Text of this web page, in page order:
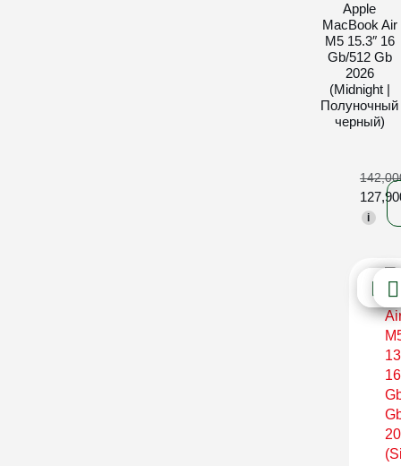
Apple
MacBook Air
M5 15.3″ 16
Gb/512 Gb
2026
(Midnight |
Полуночный
черный)
i